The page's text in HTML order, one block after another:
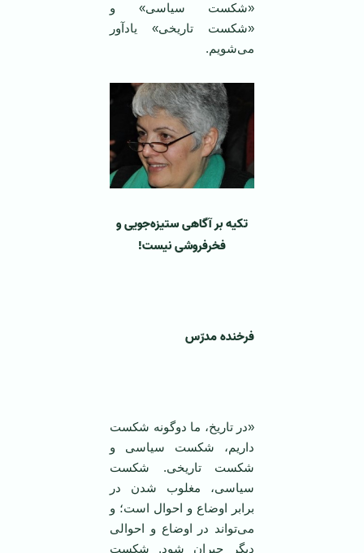
«شکست سیاسی» و
«شکست تاریخی» یادآور
می‌شویم.
تکیه بر آگاهی ستیزه‌جویی و
فخرفروشی نیست!
فرخنده مدرّس
«در تاریخ، ما دوگونه شکست
داریم، شکست سیاسی و
شکست تاریخی. شکست
سیاسی، مغلوب شدن در
برابر اوضاع و احوال است؛ و
می‌تواند در اوضاع و احوالی
دیگر جبران شود. شکست